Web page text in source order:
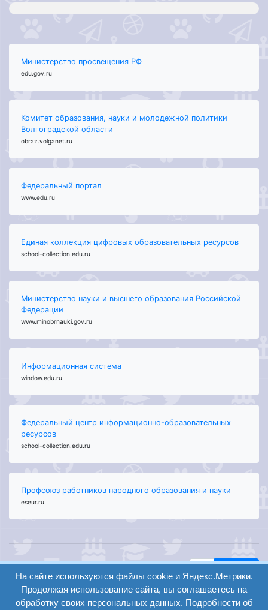
Министерство просвещения РФ
edu.gov.ru
Комитет образования, науки и молодежной политики
Волгоградской области
obraz.volganet.ru
Федеральный портал
www.edu.ru
Единая коллекция цифровых образовательных ресурсов
school-collection.edu.ru
Министерство науки и высшего образования Российской
Федерации
www.minobrnauki.gov.ru
Информационная система
window.edu.ru
Федеральный центр информационно-образовательных
ресурсов
school-collection.edu.ru
Профсоюз работников народного образования и науки
eseur.ru
ООО "Центр
образования и
консалтинга"
Волгоград 2008-
вход
регистрация
Версия
сайта для
На сайте используются файлы cookie и Яндекс.Метрики.
Продолжая использование сайта, вы соглашаетесь на
обработку своих персональных данных. Подробности об